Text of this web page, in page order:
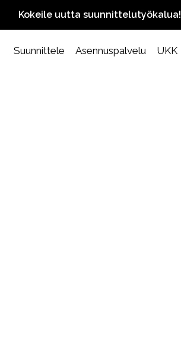
Kokeile uutta suunnittelutyökalua!
Suunnittele Asennuspalvelu UKK